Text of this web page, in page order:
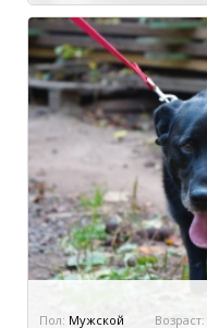
Пол: Мужской Возраст: